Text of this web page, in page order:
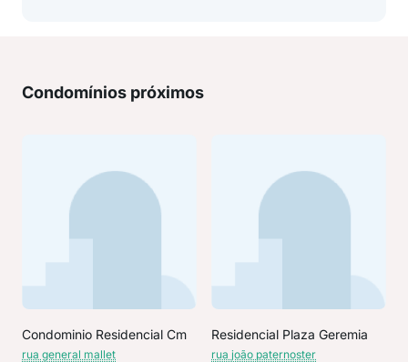
Condomínios próximos
Condominio Residencial Cm
rua general mallet
Residencial Plaza Geremia
rua joão paternoster